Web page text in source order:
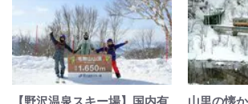
【野沢温泉スキー場】国内有
山里の懐